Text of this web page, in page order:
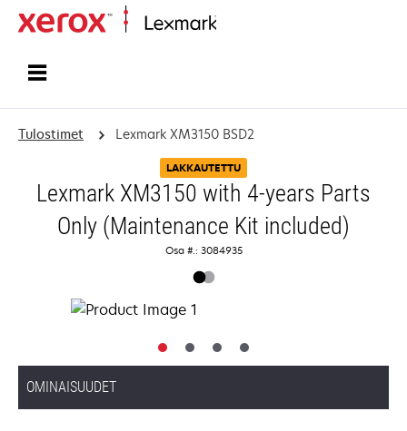
Tulostimet Lexmark XM3150 BSD2
LAKKAUTETTU
Lexmark XM3150 with 4-years Parts
Only (Maintenance Kit included)
Osa #.: 3084935
OMINAISUUDET